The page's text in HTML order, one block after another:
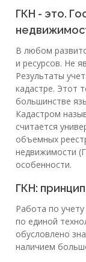
ГКН - это.
В любом
и ресурсов. Не
Результаты
кадастре. Этот
большинстве
Кадастром
считается
объемных
недвижимости
особенности.
ГКН:
Работа по
по единой
обусловлено
наличием